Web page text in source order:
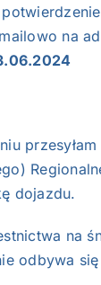
na
dojazdu.
na
odbywa